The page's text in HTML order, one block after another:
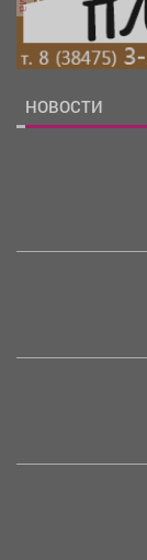
НОВОСТИ